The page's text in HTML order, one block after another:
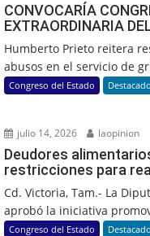
CONVOCARÍA
EXTRAORDINARIA
Humberto Prieto reitera
abusos en el servicio de
Congreso del Estado
julio 14, 2026 laopinion
Deudores
restricciones para
Cd. Victoria, Tam.- La
aprobó la iniciativa
Congreso del Estado